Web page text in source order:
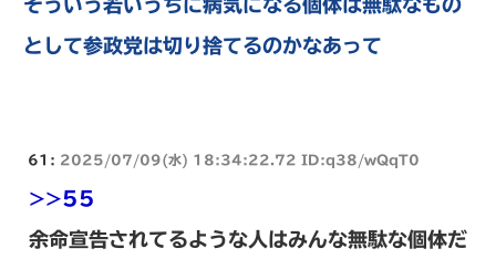
そういう若いうちに病気になる個体は無駄なもの
として参政党は切り捨てるのかなあって
61: 2025/07/09(水) 18:34:22.72 ID:q38/wQqT0
>>55
余命宣告されてるような人はみんな無駄な個体だ